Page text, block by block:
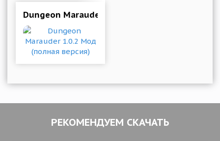
Dungeon Marauder 1.0.2 Мод (полная версия)
РЕКОМЕНДУЕМ СКАЧАТЬ